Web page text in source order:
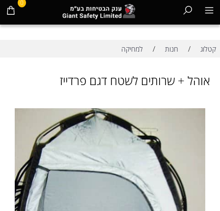
0
קטלוג / חנות / למחיקה
אוהל + שרותים לשטח דגם פרדייז